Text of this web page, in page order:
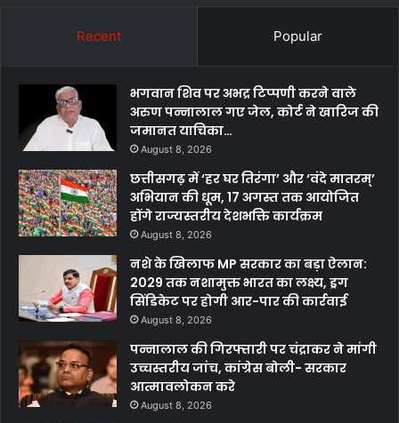
Recent Popular
भगवान शिव पर अभद्र टिप्पणी करने वाले
अरुण पन्नालाल गए जेल, कोर्ट ने खारिज की
जमानत याचिका…
August 8, 2026
छत्तीसगढ़ में ‘हर घर तिरंगा’ और ‘वंदे मातरम्’
अभियान की धूम, 17 अगस्त तक आयोजित
होंगे राज्यस्तरीय देशभक्ति कार्यक्रम
August 8, 2026
नशे के खिलाफ MP सरकार का बड़ा ऐलान:
2029 तक नशामुक्त भारत का लक्ष्य, ड्रग
सिंडिकेट पर होगी आर-पार की कार्रवाई
August 8, 2026
पन्नालाल की गिरफ्तारी पर चंद्राकर ने मांगी
उच्चस्तरीय जांच, कांग्रेस बोली- सरकार
आत्मावलोकन करे
August 8, 2026